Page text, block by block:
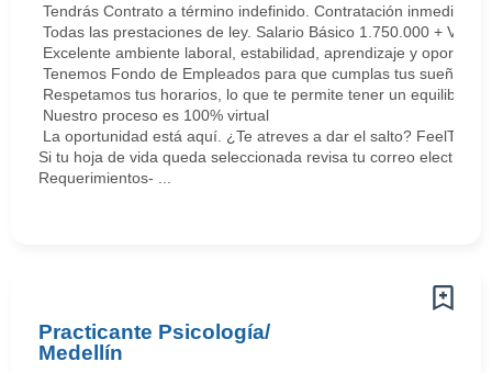
Tendrás Contrato a término indefinido. Contratación inmediata.
Todas las prestaciones de ley. Salario Básico 1.750.000 +
Excelente ambiente laboral, estabilidad, aprendizaje y
Tenemos Fondo de Empleados para que cumplas tus sueños y
Respetamos tus horarios, lo que te permite tener un equilibrio
Nuestro proceso es 100% virtual
La oportunidad está aquí. ¿Te atreves a dar el salto?
Si tu hoja de vida queda seleccionada revisa tu correo
Requerimientos- ...
Practicante Psicología/
Medellín